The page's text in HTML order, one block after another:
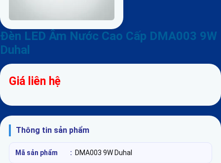
Đèn LED Âm Nước Cao Cấp DMA003 9W
Duhal
Giá liên hệ
Thông tin sản phẩm
Mã sản phẩm : DMA003 9W Duhal